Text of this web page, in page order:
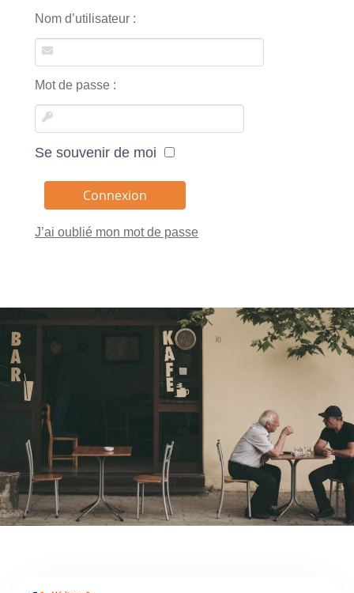
Nom d’utilisateur :
Mot de passe :
Se souvenir de moi
J’ai oublié mon mot de passe